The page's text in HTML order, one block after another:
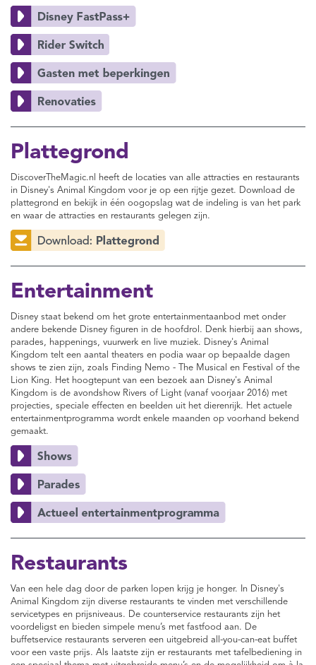
Plattegrond
DiscoverTheMagic.nl heeft de locaties van alle attracties en restaurants
in Disney's Animal Kingdom voor je op een rijtje gezet. Download de
plattegrond en bekijk in één oogopslag wat de indeling is van het park
en waar de attracties en restaurants gelegen zijn.
Entertainment
Disney staat bekend om het grote entertainmentaanbod met onder
andere bekende Disney figuren in de hoofdrol. Denk hierbij aan shows,
parades, happenings, vuurwerk en live muziek. Disney's Animal
Kingdom telt een aantal theaters en podia waar op bepaalde dagen
shows te zien zijn, zoals Finding Nemo - The Musical en Festival of the
Lion King. Het hoogtepunt van een bezoek aan Disney's Animal
Kingdom is de avondshow Rivers of Light (vanaf voorjaar 2016) met
projecties, speciale effecten en beelden uit het dierenrijk. Het actuele
entertainmentprogramma wordt enkele maanden op voorhand bekend
gemaakt.
Restaurants
Van een hele dag door de parken lopen krijg je honger. In Disney's
Animal Kingdom zijn diverse restaurants te vinden met verschillende
servicetypes en prijsniveaus. De counterservice restaurants zijn het
voordeligst en bieden simpele menu’s met fastfood aan. De
buffetservice restaurants serveren een uitgebreid all-you-can-eat buffet
voor een vaste prijs. Als laatste zijn er restaurants met tafelbediening in